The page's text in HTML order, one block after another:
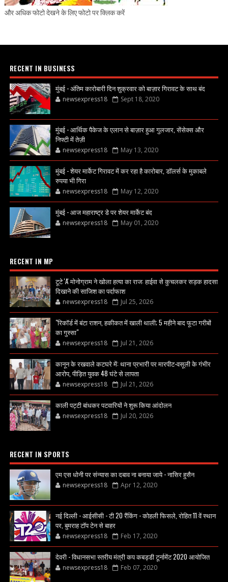
और अधिक फोटो देखने के लिए फोटो पर क्लिक करें
RECENT IN BUSINESS
मुंबई - अंतिम कारोबारी दिन शुक्रवार को बाज़ार गिरावट के साथ बंद
newsexpress18 Sept 18, 2020
मुंबई - आर्थिक पैकेज के एलान से बाज़ार हुआ गुलजार, सेंसेक्स और
निफ्टी में तेज़ी
newsexpress18 May 13, 2020
मुंबई - शेयर मार्केट गिरावट में कर रहा है कारोबार, डॉलर्स के मुकाबले
रुपया भी गिरा
newsexpress18 May 12, 2020
मुंबई - आज महाराष्ट्र डे पर शेयर मार्केट बंद
newsexpress18 May 01, 2020
RECENT IN MP
टूटे 'A' मोनोग्राम ने खोला हत्या का राज: हाईवा से कुचलकर सड़क हादसा
दिखाने की साजिश का पर्दाफाश
newsexpress18 Jul 25, 2026
"रिकॉर्ड में बंटा राशन, हकीकत में खाली थाली; 5 महीने बाद फूटा गरीबों
का गुस्सा"
newsexpress18 Jul 21, 2026
कानून के रखवाले कटघरे में: थाना प्रभारी पर मारपीट-वसूली के गंभीर
आरोप, पीड़ित युवक 48 घंटे से लापता
newsexpress18 Jul 21, 2026
काली पट्टी बांधकर पटवारियों ने शुरू किया आंदोलन
newsexpress18 Jul 20, 2026
RECENT IN SPORTS
एम एस धोनी पर संन्यास का दबाव ना बनाया जाये - नासिर हुसैन
newsexpress18 Apr 12, 2020
नई दिल्ली - आईसीसी - टी 20 रैंकिंग - कोहली फिसले, रोहित 11 वें स्थान
पर, बुमराह टॉप टेन से बाहर
newsexpress18 Feb 17, 2020
देवरी - विधानसभा स्तरीय मंत्री कप कबड्डी टूर्नामेंट 2020 आयोजित
newsexpress18 Feb 07, 2020